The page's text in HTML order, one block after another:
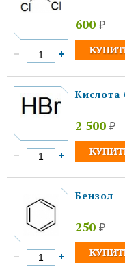
600 ₽
Кислота
2 500 ₽
Бензол
250 ₽